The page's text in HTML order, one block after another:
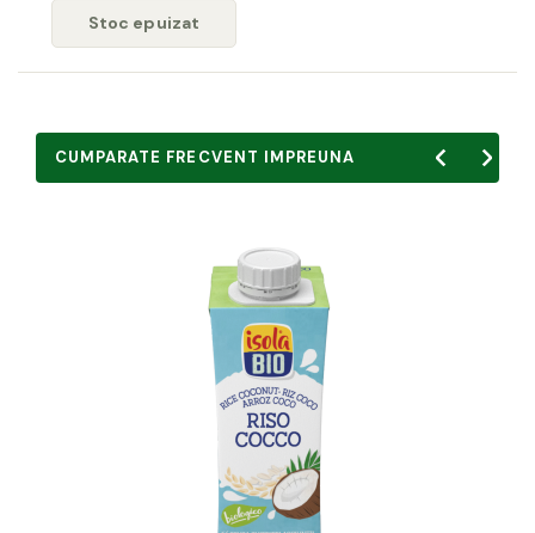
Stoc epuizat
CUMPARATE FRECVENT IMPREUNA